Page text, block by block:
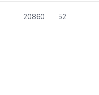
20860 52